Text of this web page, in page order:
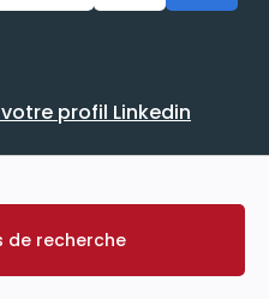
avec votre
profil Linkedin
critères de recherche
de recherche